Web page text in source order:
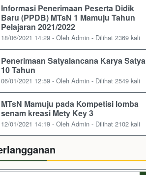
Informasi Penerimaan Peserta Didik
Baru (PPDB) MTsN 1 Mamuju Tahun
Pelajaran 2021/2022
18/06/2021 14:29 - Oleh Admin - Dilihat 2369 kali
Penerimaan Satyalancana Karya Satya
10 Tahun
06/01/2021 12:59 - Oleh Admin - Dilihat 2549 kali
MTsN Mamuju pada Kompetisi lomba
senam kreasi Mety Key 3
12/01/2021 14:19 - Oleh Admin - Dilihat 2102 kali